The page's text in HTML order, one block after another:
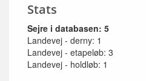
Stats
Sejre i databasen: 5
Landevej - derny: 1
Landevej - etapeløb: 3
Landevej - holdløb: 1